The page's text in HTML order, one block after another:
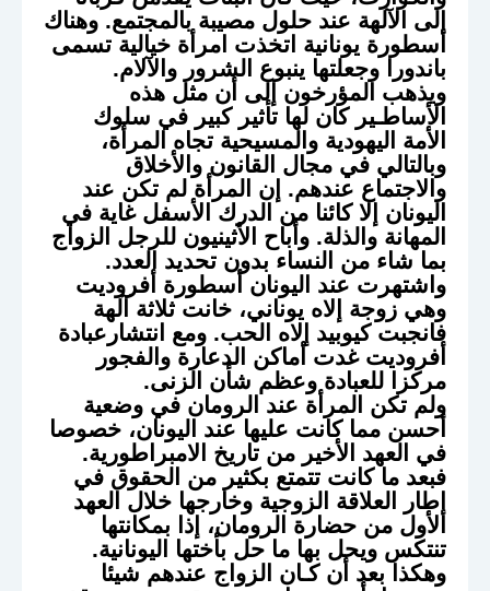
إلى الآلهة عند حلول مصيبة بالمجتمع. وهناك
أسطورة يونانية اتخذت امرأة خيالية تسمى
باندورا وجعلتها ينبوع الشرور والآلام.
ويذهب المؤرخون إلى أن مثل هذه
الأساطـير كان لها تأثير كبير في سلوك
الأمة اليهودية والمسيحية تجاه المرأة،
وبالتالي في مجال القانون والأخلاق
والاجتماع عندهم. إن المرأة لم تكن عند
اليونان إلا كائنا من الدرك الأسفل غاية في
المهانة والذلة. وأباح الأثينيون للرجل الزواج
بما شاء من النساء بدون تحديد العدد.
واشتهرت عند اليونان أسطورة أفروديت
وهي زوجة إلاه يوناني، خانت ثلاثة آلهة
فانجبت كيوبيد إلاه الحب. ومع انتشارعبادة
أفروديت غدت أماكن الدعارة والفجور
مركزا للعبادة وعظم شأن الزنى.
ولم تكن المرأة عند الرومان في وضعية
أحسن مما كانت عليها عند اليونان، خصوصا
في العهد الأخير من تاريخ الامبراطورية.
فبعد ما كانت تتمتع بكثير من الحقوق في
إطار العلاقة الزوجية وخارجها خلال العهد
الأول من حضارة الرومان، إذا بمكانتها
تنتكس ويحل بها ما حل بأختها اليونانية.
وهكذا بعد أن كـان الزواج عندهم شيئا